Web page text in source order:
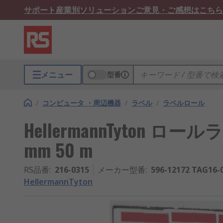
サポート産業別ソリューションご意見・ご感想はこちら
メニュー 型番
/ コンピュータ ・周辺機器 / ラベル / ラベルロール
HellermannTyton ロール
mm 50 m
RS品番: 216-0315 メーカー型番: 596-12172 TAG16-
HellermannTyton